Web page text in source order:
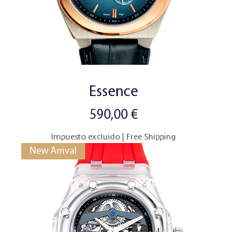
Essence
Precio
590,00 €
Impuesto excluido Free Shipping
New Arrival